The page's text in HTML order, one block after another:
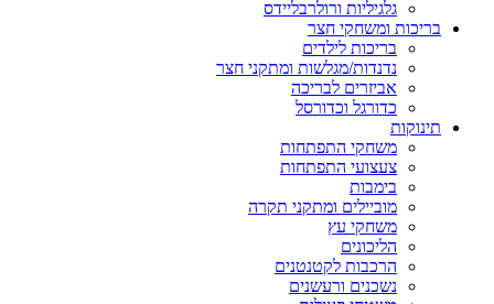
גלגיליות ורולרבליידס
בריכות ומשחקי חצר
בריכות לילדים
נדנדות/מגלשות ומתקני חצר
אביזרים לבריכה
כדורגל וכדורסל
תינוקות
משחקי התפתחות
צעצועי התפתחות
בימבות
מוביילים ומתקני תקרה
משחקי עץ
הליכונים
הרכבות לקטנטנים
נשכנים ורעשנים